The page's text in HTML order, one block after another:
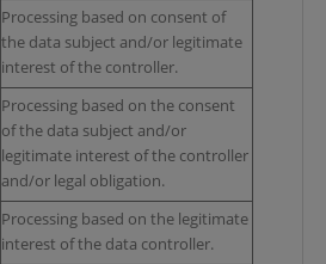
Processing based on consent of
the data subject and/or legitimate
interest of the controller.
Processing based on the consent
of the data subject and/or
legitimate interest of the controller
and/or legal obligation.
Processing based on the legitimate
interest of the data controller.